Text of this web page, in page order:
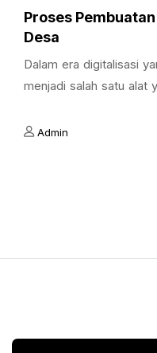
Proses
Desa
Dalam era digitalisasi
menjadi salah satu alat
Admin